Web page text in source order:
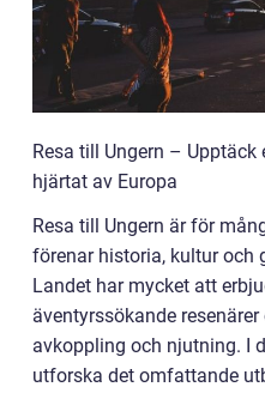
Resa till Ungern –
hjärtat av Europa
Resa till Ungern är för
förenar historia, kultur och
Landet har mycket att
äventyrssökande
avkoppling och njutning. I
utforska det omfattande